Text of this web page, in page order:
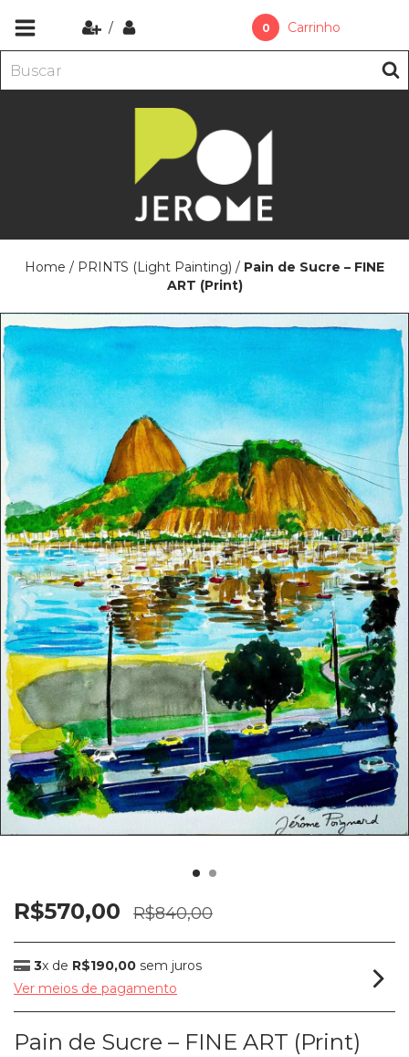
/ 0 Carrinho
Home / PRINTS (Light Painting) / Pain de Sucre – FINE
ART (Print)
R$570,00 R$840,00
3x de R$190,00 sem juros
Ver meios de pagamento
Pain de Sucre – FINE ART (Print)